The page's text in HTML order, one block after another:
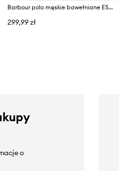
Barbour polo męskie bawełniane ESSENTIALS
299,99 zł
o